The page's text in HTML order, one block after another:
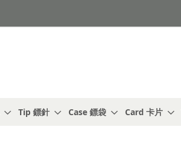
Tip 鏢針 Case 鏢袋 Card 卡片